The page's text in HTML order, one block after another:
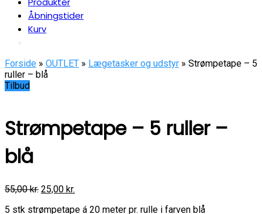
Åbningstider
Kurv
Forside » OUTLET » Lægetasker og udstyr » Strømpetape – 5
ruller – blå
Tilbud
Strømpetape – 5 ruller –
blå
55,00kr. 25,00 kr.
5 stk strømpetape á 20 meter pr. rulle i farven blå